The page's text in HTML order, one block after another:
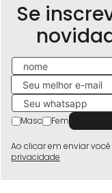
Se
Masc Fem
Ao clicar em enviar
privacidade